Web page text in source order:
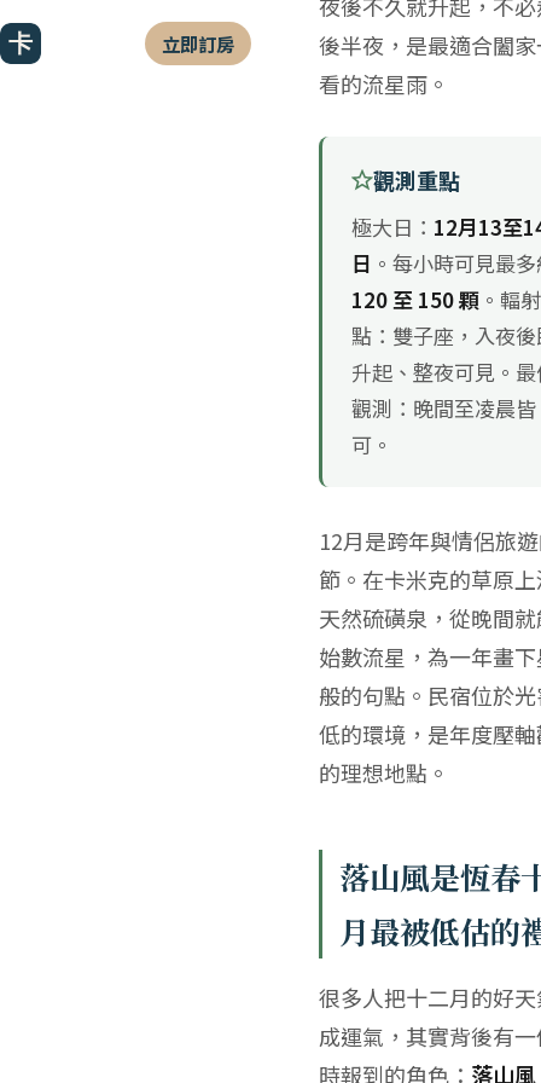
COMIC B&B
墾丁卡米克民宿立即訂房
好
的
道
別
後半夜，是最適合闔
看的流星雨。
觀測重點
極大日： 12月13至
日 。每小時可見最
120 至 150 顆 。輻射
點：雙子座，入夜
升起、整夜可見。
觀測：晚間至凌晨皆
可。
12月是跨年與情侶旅
節。在卡米克的草原
天然硫磺泉，從晚間
始數流星，為一年畫
般的句點。民宿位於
低的環境，是年度壓
的理想地點。
落山風是恆春
月最被低估的
很多人把十二月的好
成運氣，其實背後有
時報到的角色： 落山風